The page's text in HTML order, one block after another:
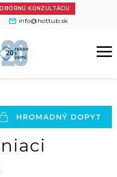
KONZULTÁCIU
info@hottub.sk
HROMADNÝ DOPYT